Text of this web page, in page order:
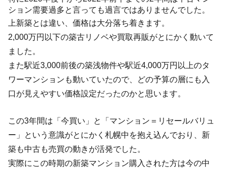
ション需要過多と言っても過言ではありませんでした。
上新築とは違い、価格は大分落ち着きます。
2,000万円以下の築古リノベや買取再販がとにかく動いて
ました。
また駅近3,000前後の築浅物件や駅近4,000万円以上のタ
ワーマンションも動いていたので、どの予算の層にも入
口が見えやすい価格設定だったのかと思います。
この3年間は「今買い」と「マンション＝リセールバリュ
ー」という意識がとにかく札幌中を抱え込んでおり、新
築も中古も売買の動きが活発でした。
実際にこの時期の新築マンション購入された方は今の中